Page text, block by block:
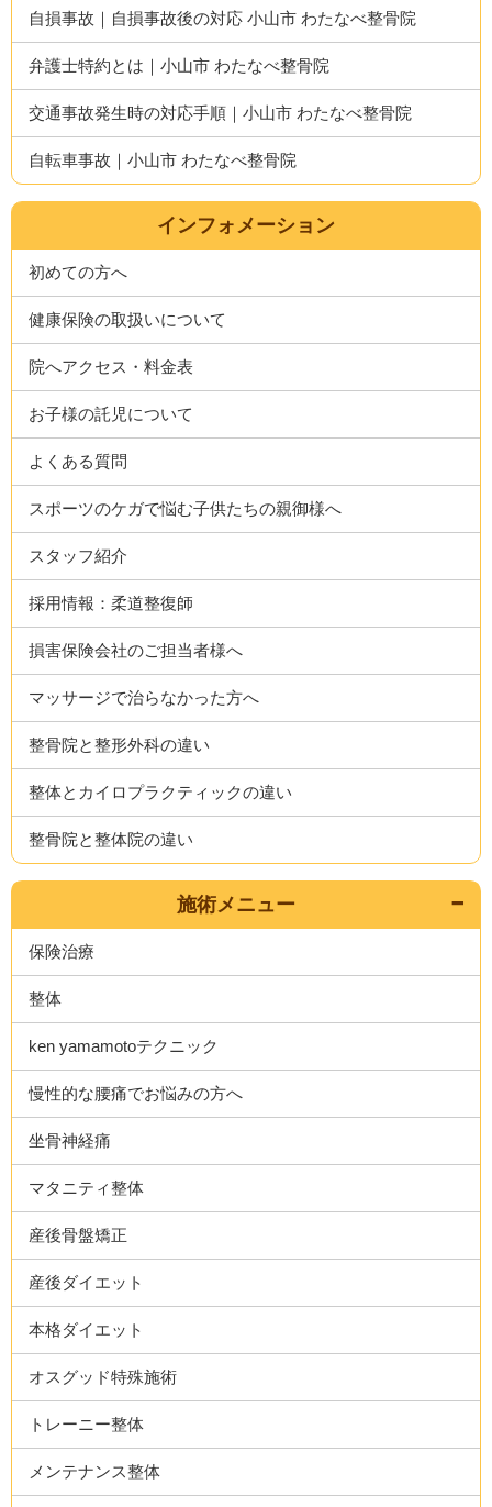
自損事故｜自損事故後の対応 小山市 わたなべ整骨院
弁護士特約とは｜小山市 わたなべ整骨院
交通事故発生時の対応手順｜小山市 わたなべ整骨院
自転車事故｜小山市 わたなべ整骨院
インフォメーション
初めての方へ
健康保険の取扱いについて
院へアクセス・料金表
お子様の託児について
よくある質問
スポーツのケガで悩む子供たちの親御様へ
スタッフ紹介
採用情報：柔道整復師
損害保険会社のご担当者様へ
マッサージで治らなかった方へ
整骨院と整形外科の違い
整体とカイロプラクティックの違い
整骨院と整体院の違い
施術メニュー
保険治療
整体
ken yamamotoテクニック
慢性的な腰痛でお悩みの方へ
坐骨神経痛
マタニティ整体
産後骨盤矯正
産後ダイエット
本格ダイエット
オスグッド特殊施術
トレーニー整体
メンテナンス整体